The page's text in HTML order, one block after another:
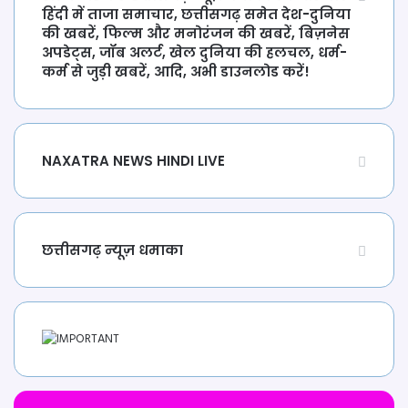
हिंदी में ताजा समाचार, छत्तीसगढ़ समेत देश-दुनिया
की खबरें, फिल्म और मनोरंजन की खबरें, बिज़नेस
अपडेट्स, जॉब अलर्ट, खेल दुनिया की हलचल, धर्म-
कर्म से जुड़ी खबरें, आदि, अभी डाउनलोड करें!
NAXATRA NEWS HINDI LIVE
छत्तीसगढ़ न्यूज़ धमाका